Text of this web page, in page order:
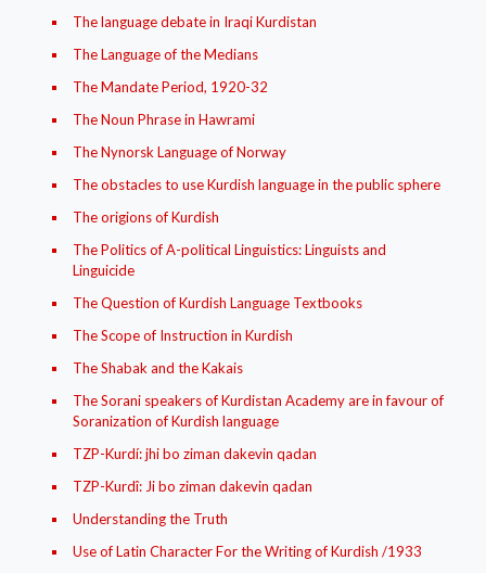
The language debate in Iraqi Kurdistan
The Language of the Medians
The Mandate Period, 1920-32
The Noun Phrase in Hawrami
The Nynorsk Language of Norway
The obstacles to use Kurdish language in the public sphere
The origions of Kurdish
The Politics of A-political Linguistics: Linguists and
Linguicide
The Question of Kurdish Language Textbooks
The Scope of Instruction in Kurdish
The Shabak and the Kakais
The Sorani speakers of Kurdistan Academy are in favour of
Soranization of Kurdish language
TZP-Kurdí: jhi bo ziman dakevin qadan
TZP-Kurdî: Ji bo ziman dakevin qadan
Understanding the Truth
Use of Latin Character For the Writing of Kurdish /1933